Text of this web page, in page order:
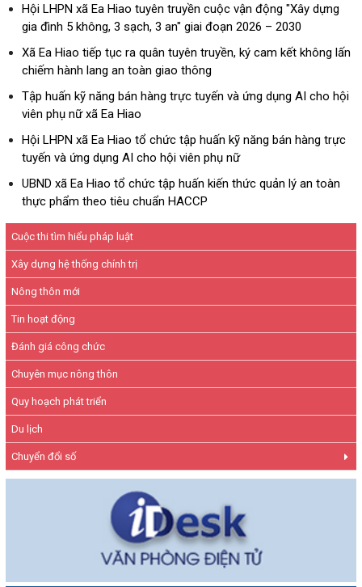
Cuộc thi tìm hiểu pháp luật
Xây dựng hệ thống chính trị
Nông thôn mới
Tin hoạt động
Đánh giá công chức
Chuyên mục nông thôn
Quy hoạch phát triển
Du lịch
Chuyển đổi số
Hội LHPN xã Ea Hiao tuyên truyền cuộc vận động "Xây dựng
gia đình 5 không, 3 sạch, 3 an" giai đoạn 2026 – 2030
Xã Ea Hiao tiếp tục ra quân tuyên truyền, ký cam kết không lấn
chiếm hành lang an toàn giao thông
Tập huấn kỹ năng bán hàng trực tuyến và ứng dụng AI cho hội
viên phụ nữ xã Ea Hiao
Hội LHPN xã Ea Hiao tổ chức tập huấn kỹ năng bán hàng trực
tuyến và ứng dụng AI cho hội viên phụ nữ
UBND xã Ea Hiao tổ chức tập huấn kiến thức quản lý an toàn
thực phẩm theo tiêu chuẩn HACCP